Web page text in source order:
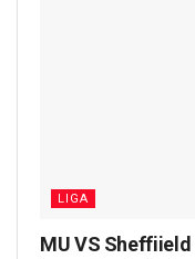
LIGA
MU VS Sheffiield